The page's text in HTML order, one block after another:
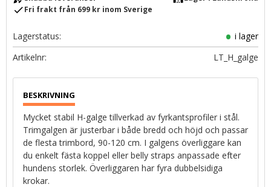
checkFri frakt från 699 kr inom Sverige
Lagerstatus
i lager
Artikelnr
LT_H_galge
Mycket stabil H-galge tillverkad av fyrkantsprofiler i stål.
Trimgalgen är justerbar i både bredd och höjd och passar
de flesta trimbord, 90-120 cm. I galgens överliggare kan
du enkelt fästa koppel eller belly straps anpassade efter
hundens storlek. Överliggaren har fyra dubbelsidiga
krokar.